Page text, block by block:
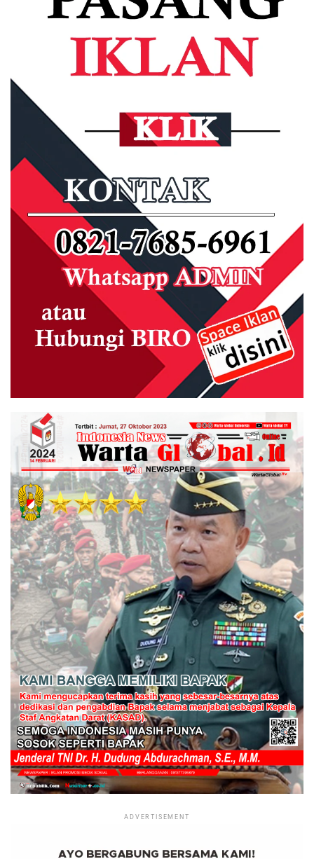
ADVERTISEMENT